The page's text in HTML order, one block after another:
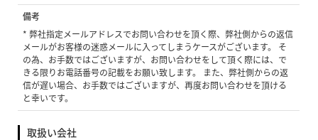
備考
* 弊社指定メールアドレスでお問い合わせを頂く際、弊社側からの返信
メールがお客様の迷惑メールに入ってしまうケースがございます。 そ
の為、お手数ではございますが、お問い合わせをして頂く際には、で
きる限りお電話番号の記載をお願い致します。 また、弊社側からの返
信が遅い場合、お手数ではございますが、再度お問い合わせを頂ける
と幸いです。
取扱い会社